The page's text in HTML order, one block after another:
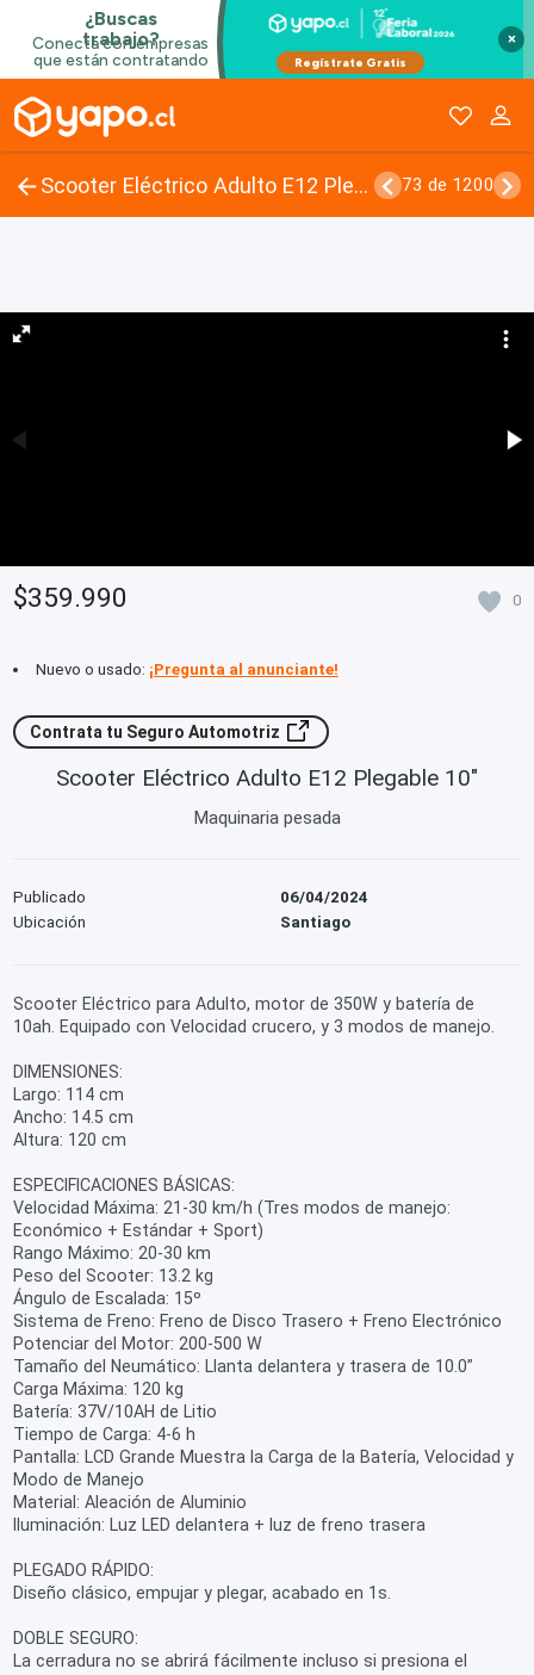
×
Scooter Eléctrico Adulto E12 Plegable 10" 73 de 1200
$359.990 0
Nuevo o usado: ¡Pregunta al anunciante!
Contrata tu Seguro Automotriz
Scooter Eléctrico Adulto E12 Plegable 10"
Maquinaria pesada
Publicado
06/04/2024
Ubicación
Santiago
Scooter Eléctrico para Adulto, motor de 350W y batería de
10ah. Equipado con Velocidad crucero, y 3 modos de manejo.
DIMENSIONES:
Largo: 114 cm
Ancho: 14.5 cm
Altura: 120 cm
ESPECIFICACIONES BÁSICAS:
Velocidad Máxima: 21-30 km/h (Tres modos de manejo:
Económico + Estándar + Sport)
Rango Máximo: 20-30 km
Peso del Scooter: 13.2 kg
Ángulo de Escalada: 15º
Sistema de Freno: Freno de Disco Trasero + Freno Electrónico
Potenciar del Motor: 200-500 W
Tamaño del Neumático: Llanta delantera y trasera de 10.0”
Carga Máxima: 120 kg
Batería: 37V/10AH de Litio
Tiempo de Carga: 4-6 h
Pantalla: LCD Grande Muestra la Carga de la Batería, Velocidad y
Modo de Manejo
Material: Aleación de Aluminio
Iluminación: Luz LED delantera + luz de freno trasera
PLEGADO RÁPIDO:
Diseño clásico, empujar y plegar, acabado en 1s.
DOBLE SEGURO:
La cerradura no se abrirá fácilmente incluso si presiona el